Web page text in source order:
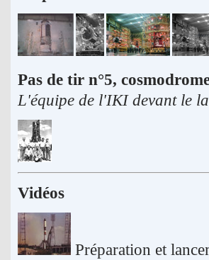
Pas de tir n°5,
L'équipe de l'IKI devant le
Vidéos
Préparation et